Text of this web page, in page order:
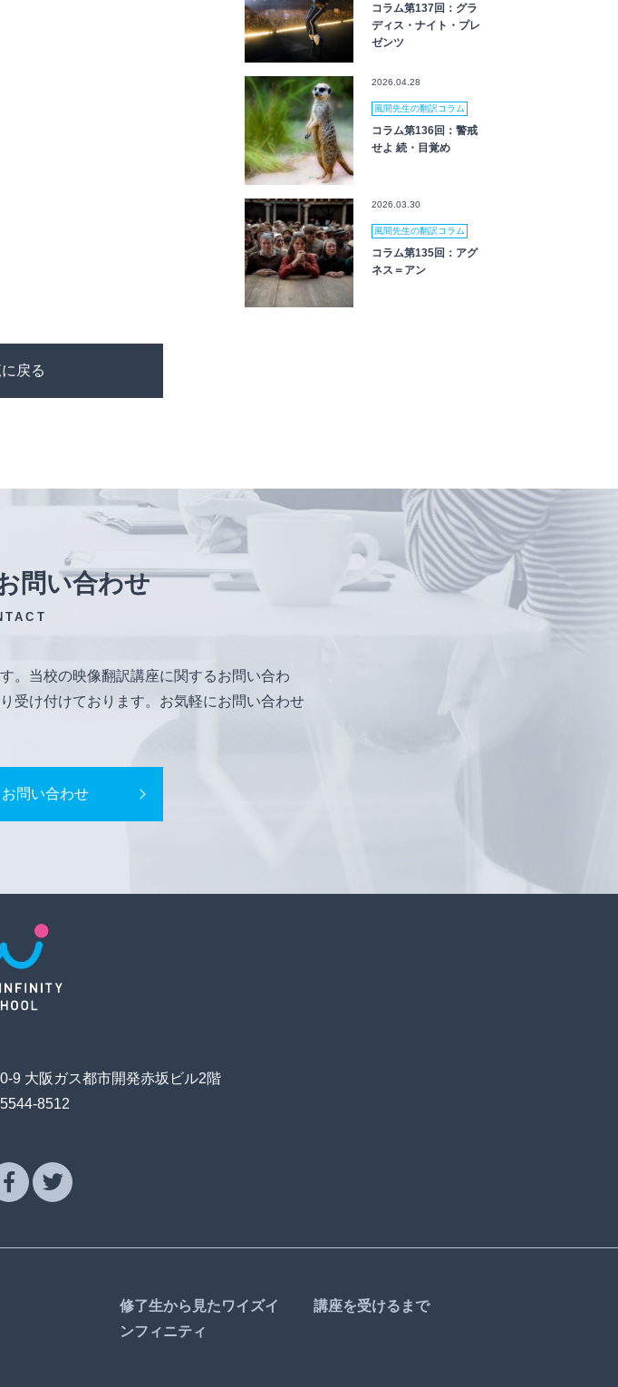
コラム第137回：グラ
ディス・ナイト・プレ
ゼンツ
2026.04.28
風間先生の翻訳コラム
コラム第136回：警戒
せよ 続・目覚め
2026.03.30
風間先生の翻訳コラム
コラム第135回：アグ
ネス＝アン
戻る
問い合わせ
。当校の映像翻訳講座に関するお問い合わ
受け付けております。お気軽にお問い合わせ
問い合わせ
9 大阪ガス都市開発赤坂ビル2階
8512
修了生から見たワイズイ
ンフィニティ
講座を受けるまで